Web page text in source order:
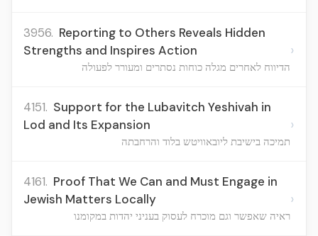
3956. Reporting to Others Reveals Hidden
Strengths and Inspires Action
הדיווח לאחרים מגלה כוחות נסתרים ומעורר לפעולה
›
4151. Support for the Lubavitch Yeshivah in
Lod and Its Expansion
תמיכה בישיבת ליובאוויטש בלוד והרחבתה
›
4161. Proof That We Can and Must Engage in
Jewish Matters Locally
ראיה שאפשר וגם מוכרח לעסוק בעניני יהדות במקומנו
›